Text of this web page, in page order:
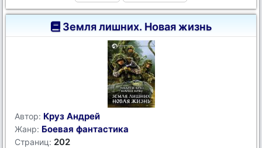
Земля лишних. Новая жизнь
Автор: Круз Андрей
Жанр: Боевая фантастика
Страниц: 202